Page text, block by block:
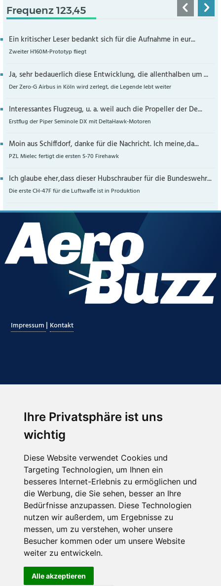
Ihre Privatsphäre ist uns
wichtig
Diese Website verwendet Cookies und
Targeting Technologien, um Ihnen ein
besseres Internet-Erlebnis zu ermöglichen und
die Werbung, die Sie sehen, besser an Ihre
Bedürfnisse anzupassen. Diese Technologien
nutzen wir außerdem, um Ergebnisse zu
messen, um zu verstehen, woher unsere
Besucher kommen oder um unsere Website
weiter zu entwickeln.
Alle akzeptieren
Frequenz 123,45
Ein kritischer Leser bedankt sich für die Aufnahme in eur...
Zweiter H160M-Prototyp fliegt
Ja, sehr bedauerlich diese Entwicklung, die allenthalben um ...
Der Zero-G Airbus in Köln wird zerlegt, die Legende lebt weiter
Interessantes Flugzeug, u. a. weil auch die Propeller der De...
Erstflug der Piper Seminole DX mit DeltaHawk-Motoren
Moin aus Schiffdorf, danke für die Nachricht. Ich meine,da...
PZL Mielec fertigt die ersten S-70 Firehawk
Ich glaube eher,dass dieser Hubschrauber für die Bundeswehr...
Die erste CH-47F für die Luftwaffe ist in Produktion
Impressum | Kontakt
Hier finden Sie uns auch
Abonnieren Sie unseren Newsletter
Email*